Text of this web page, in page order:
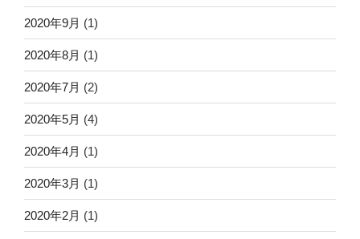
2020年9月 (1)
2020年8月 (1)
2020年7月 (2)
2020年5月 (4)
2020年4月 (1)
2020年3月 (1)
2020年2月 (1)